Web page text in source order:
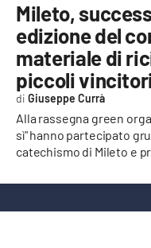
LAC NETWORK
LAC ONAIR
LaC
Network
LACPLAY.IT
Mileto,
edizione del
materiale di
piccoli
Alla rassegna green
sì" hanno partecipato
catechismo di Mileto e
Giuseppe Currà